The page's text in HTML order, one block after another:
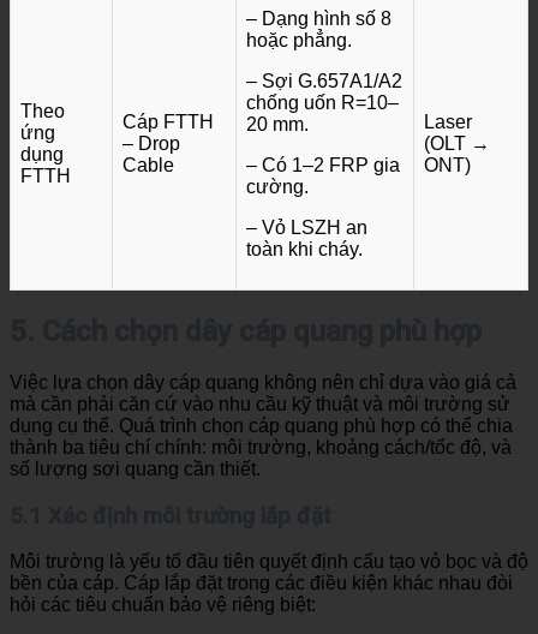
Theo
ứng
dụng
FTTH
Cáp FTTH
– Drop
Cable
– Dạng hình số 8
hoặc phẳng.
– Sợi G.657A1/A2
chống uốn R=10–
20 mm.
– Có 1–2 FRP gia
cường.
– Vỏ LSZH an
toàn khi cháy.
Laser
(OLT →
ONT)
Việc lựa chọn dây cáp quang không nên chỉ dựa vào giá cả
mà cần phải căn cứ vào nhu cầu kỹ thuật và môi trường sử
dụng cụ thể. Quá trình chọn cáp quang phù hợp có thể chia
thành ba tiêu chí chính: môi trường, khoảng cách/tốc độ, và
số lượng sợi quang cần thiết.
Môi trường là yếu tố đầu tiên quyết định cấu tạo vỏ bọc và độ
bền của cáp. Cáp lắp đặt trong các điều kiện khác nhau đòi
hỏi các tiêu chuẩn bảo vệ riêng biệt: